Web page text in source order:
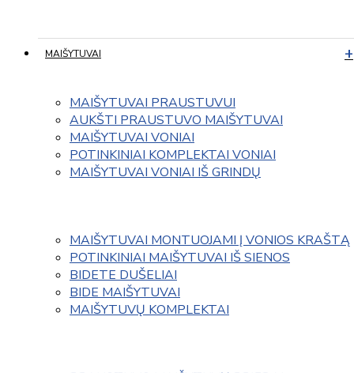
MAIŠYTUVAI
MAIŠYTUVAI PRAUSTUVUI
AUKŠTI PRAUSTUVO MAIŠYTUVAI
MAIŠYTUVAI VONIAI
POTINKINIAI KOMPLEKTAI VONIAI
MAIŠYTUVAI VONIAI IŠ GRINDŲ
MAIŠYTUVAI MONTUOJAMI Į VONIOS KRAŠTĄ
POTINKINIAI MAIŠYTUVAI IŠ SIENOS
BIDETE DUŠELIAI
BIDE MAIŠYTUVAI
MAIŠYTUVŲ KOMPLEKTAI